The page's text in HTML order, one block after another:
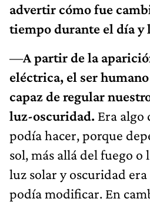
advertir cómo fue
tiempo durante el día y
—A partir de la
eléctrica, el ser
capaz de regular
luz-oscuridad. Era algo
podía hacer, porque
sol, más allá del fuego o
luz solar y oscuridad era
podía modificar. En